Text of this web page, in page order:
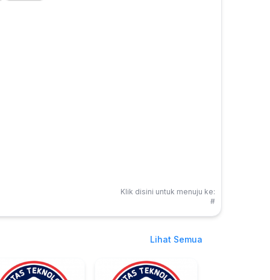
Klik disini untuk menuju ke:
#
Lihat Semua